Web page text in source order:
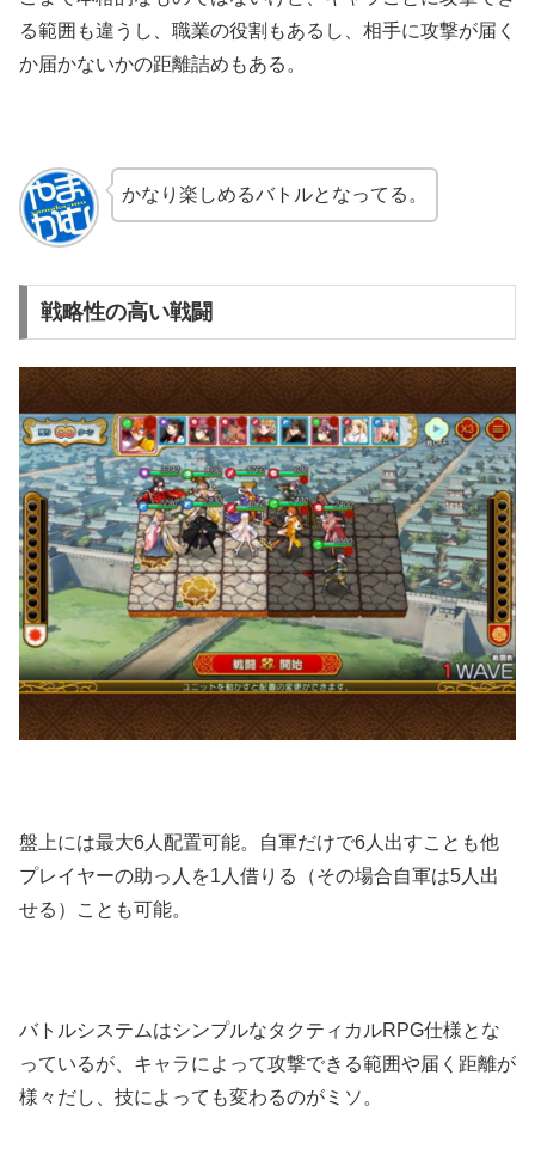
る範囲も違うし、職業の役割もあるし、相手に攻撃が届く
か届かないかの距離詰めもある。
かなり楽しめるバトルとなってる。
戦略性の高い戦闘
盤上には最大6人配置可能。自軍だけで6人出すことも他
プレイヤーの助っ人を1人借りる（その場合自軍は5人出
せる）ことも可能。
バトルシステムはシンプルなタクティカルRPG仕様とな
っているが、キャラによって攻撃できる範囲や届く距離が
様々だし、技によっても変わるのがミソ。